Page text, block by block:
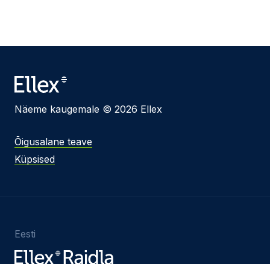
Näeme kaugemale © 2026 Ellex
Õigusalane teave
Küpsised
Eesti